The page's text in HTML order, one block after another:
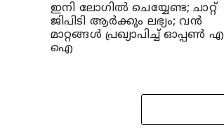
ഇനി ലോഗിൽ ചെയ്യേണ്ട; ചാറ്റ്
ജിപിടി ആർക്കും ലഭ്യം; വൻ
മാറ്റങ്ങൾ പ്രഖ്യാപിച്ച് ഓപ്പൺ എ
ഐ